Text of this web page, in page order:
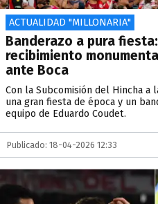
ACTUALIDAD "MILLONARIA"
Banderazo a pura
recibimiento
ante Boca
Con la Subcomisión del Hincha a
una gran fiesta de época y un
equipo de Eduardo Coudet.
Publicado: 18-04-2026 12:33